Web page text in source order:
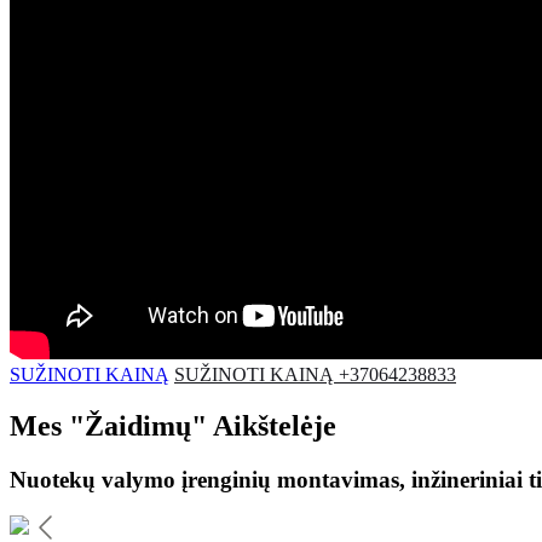
SUŽINOTI KAINĄ SUŽINOTI KAINĄ +37064238833
Mes "Žaidimų" Aikštelėje
Nuotekų valymo įrenginių montavimas, inžineriniai